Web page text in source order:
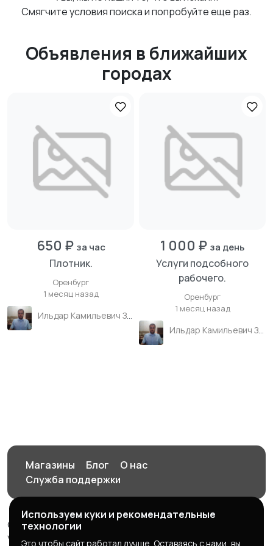
Смягчите условия поиска и попробуйте еще раз.
Объявления в ближайших
городах
650 ₽ за час
Плотник.
Оренбург
1 месяц назад
1 000 ₽ за день
Услуги подсобного
рабочего.
Оренбург
1 месяц назад
Магазины Блог
О нас
Служба поддержки
© 2026 Орен-АЙ - Авто | Недвижимость | Работа |
Услуги
Используем куки и рекомендательные
технологии
Это чтобы сайт работал лучше. Оставаясь с нами, вы